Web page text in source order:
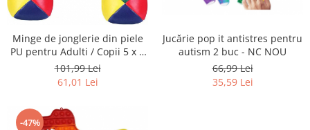
Cadouri
Curatenie si intretinere
Minge de jonglerie din piele
PU pentru Adulti / Copii 5 x 5
cm - NOU
101,99 Lei
61,01 Lei
Jucărie pop it antistres pentru
autism 2 buc - NC NOU
66,99 Lei
35,59 Lei
-47%